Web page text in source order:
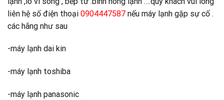
liên hệ số điện thoại 0904447587 nếu máy lạnh gặp sự cố .
các hãng như sau
-máy lạnh dai kin
-máy lạnh toshiba
-máy lạnh panasonic